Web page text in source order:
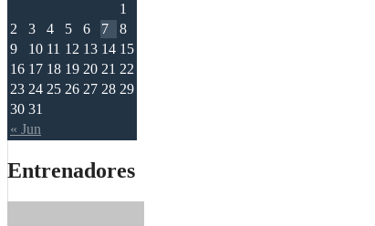
« Jun
1
2
3 4 5 6 7
8
9
10 11 12 13 14 15
16 17 18 19 20 21 22
23 24 25 26 27 28 29
30 31
Entrenadores